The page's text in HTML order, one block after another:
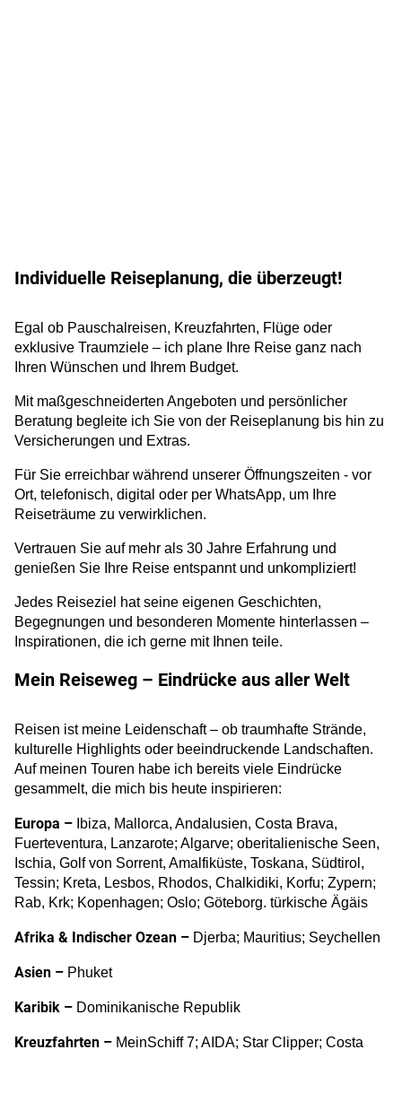
Individuelle Reiseplanung, die überzeugt!
Egal ob Pauschalreisen, Kreuzfahrten, Flüge oder
exklusive Traumziele – ich plane Ihre Reise ganz nach
Ihren Wünschen und Ihrem Budget.
Mit maßgeschneiderten Angeboten und persönlicher
Beratung begleite ich Sie von der Reiseplanung bis hin zu
Versicherungen und Extras.
Für Sie erreichbar während unserer Öffnungszeiten - vor
Ort, telefonisch, digital oder per WhatsApp, um Ihre
Reiseträume zu verwirklichen.
Vertrauen Sie auf mehr als 30 Jahre Erfahrung und
genießen Sie Ihre Reise entspannt und unkompliziert!
Jedes Reiseziel hat seine eigenen Geschichten,
Begegnungen und besonderen Momente hinterlassen –
Inspirationen, die ich gerne mit Ihnen teile.
Mein Reiseweg – Eindrücke aus aller Welt
Reisen ist meine Leidenschaft – ob traumhafte Strände,
kulturelle Highlights oder beeindruckende Landschaften.
Auf meinen Touren habe ich bereits viele Eindrücke
gesammelt, die mich bis heute inspirieren:
Europa – Ibiza, Mallorca, Andalusien, Costa Brava,
Fuerteventura, Lanzarote; Algarve; oberitalienische Seen,
Ischia, Golf von Sorrent, Amalfiküste, Toskana, Südtirol,
Tessin; Kreta, Lesbos, Rhodos, Chalkidiki, Korfu; Zypern;
Rab, Krk; Kopenhagen; Oslo; Göteborg. türkische Ägäis
Afrika & Indischer Ozean – Djerba; Mauritius; Seychellen
Asien – Phuket
Karibik – Dominikanische Republik
Kreuzfahrten – MeinSchiff 7; AIDA; Star Clipper; Costa